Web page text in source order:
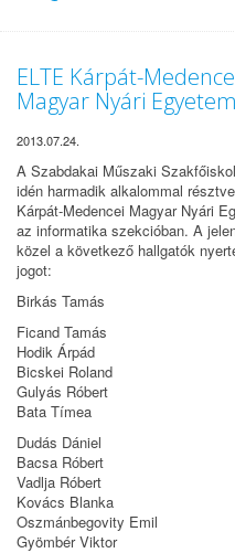
ELTE Kárpát-
Magyar Nyári
2013.07.24.
A Szabdakai Műszaki
idén harmadik alkalommal
Kárpát-Medencei Magyar Nyári
az informatika szekcióban. A
közel a következő hallgatók
jogot:
Birkás Tamás
Ficand Tamás
Hodik Árpád
Bicskei Roland
Gulyás Róbert
Bata Tímea
Dudás Dániel
Bacsa Róbert
Vadlja Róbert
Kovács Blanka
Oszmánbegovity Emil
Gyömbér Viktor